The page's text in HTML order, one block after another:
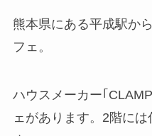
熊本県にある平成駅か
フェ。
ハウスメーカー｢
ェがあります。2階に